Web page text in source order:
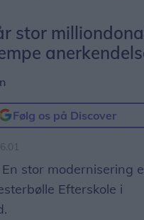
stor
Følg os på Discover
En stor modernisering
Efterskole i